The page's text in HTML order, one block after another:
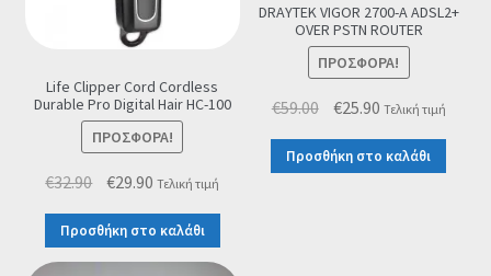
Life Clipper Cord Cordless
Durable Pro Digital Hair HC-100
ΠΡΟΣΦΟΡΆ!
€32.90 Original
price
was:
€32.90.
€29.90 Η
τρέχουσα
τιμή
είναι:
Τελική τιμή
Προσθήκη στο καλάθι
DRAYTEK VIGOR 2700-A ADSL2+
OVER PSTN ROUTER
ΠΡΟΣΦΟΡΆ!
€59.00 Original
price
was:
€25.90Η
τρέχουσα
τιμή
Τελική τιμή
Προσθήκη στο καλάθι